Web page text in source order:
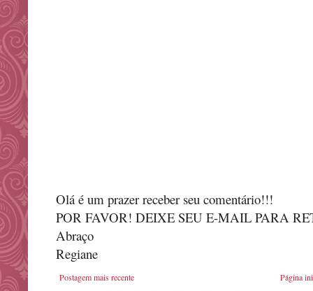
Olá é um prazer receber seu comentário!!!
POR FAVOR! DEIXE SEU E-MAIL PARA
Abraço
Regiane
Postagem mais recente Página